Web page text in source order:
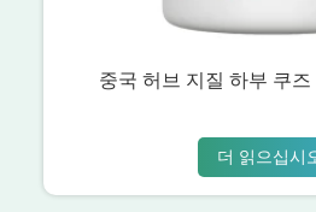
중국 허브 지질 하부 쿠즈
더 읽으십시